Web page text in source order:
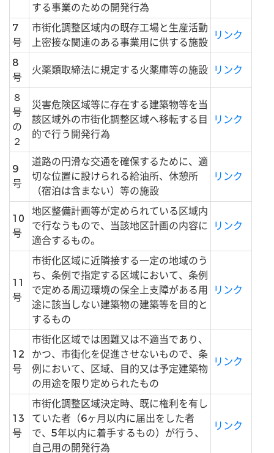
する事業のための開発行為
7
号
市街化調整区域内の既存工場と生産活動
上密接な関連のある事業用に供する施設
リンク
8
号
火薬類取締法に規定する火薬庫等の施設 リンク
８
号
の
２
災害危険区域等に存在する建築物等を当
該区域外の市街化調整区域へ移転する目
的で行う開発行為
リンク
9
号
道路の円滑な交通を確保するために、適
切な位置に設けられる給油所、休憩所
（宿泊は含まない）等の施設
リンク
10
号
地区整備計画等が定められている区域内
で行なうもので、当該地区計画の内容に
適合するもの。
リンク
11
号
市街化区域に近隣接する一定の地域のう
ち、条例で指定する区域において、条例
で定める周辺環境の保全上支障がある用
途に該当しない建築物の建築等を目的と
するもの
リンク
12
号
市街化区域では困難又は不適当であり、
かつ、市街化を促進させないもので、条
例において、区域、目的又は予定建築物
の用途を限り定められたもの
リンク
13
号
市街化調整区域決定時、既に権利を有し
ていた者（6ヶ月以内に届出をした者
で、5年以内に着手するもの）が行う、
自己用の開発行為
リンク